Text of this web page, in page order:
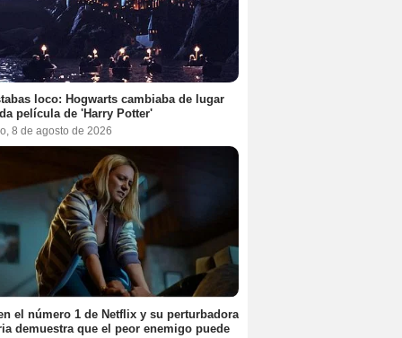
loco: Hogwarts cambiaba de lugar
película de 'Harry Potter'
8 de agosto de 2026
el número 1 de Netflix y su perturbadora
demuestra que el peor enemigo puede